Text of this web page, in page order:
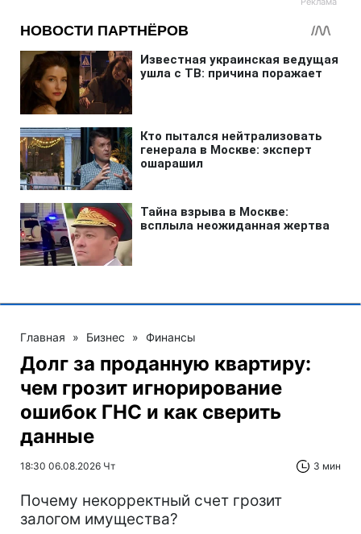
Главная » Бизнес » Финансы
Долг за проданную квартиру:
чем грозит игнорирование
ошибок ГНС и как сверить
данные
18:30 06.08.2026 Чт 3 мин
Почему некорректный счет грозит
залогом имущества?